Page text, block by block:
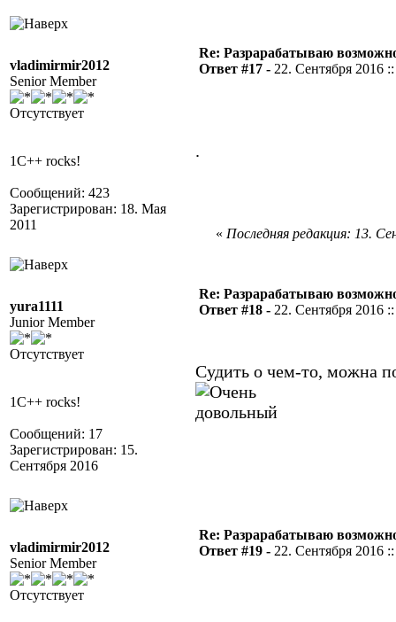
vladimirmir2012
Senior Member
Отсутствует
1C++ rocks!
Сообщений: 423
Зарегистрирован: 18. Мая
2011
Re: Разрарабатываю
Ответ #17 - 22. Сентября 2016
.
« Последняя редакция: 13.
yura1111
Junior Member
Отсутствует
1C++ rocks!
Сообщений: 17
Зарегистрирован: 15.
Сентября 2016
Re: Разрарабатываю
Ответ #18 - 22. Сентября 2016
Судить о чем-то, можна
vladimirmir2012
Senior Member
Отсутствует
Re: Разрарабатываю
Ответ #19 - 22. Сентября 2016